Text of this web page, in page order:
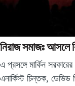
নিরাজ সমাজঃ আসলে
এ প্রসঙ্গে মার্কিন
এনার্কিস্ট চিন্তক,